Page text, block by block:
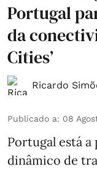
Portugal
da
Cities’
Ricardo
Publicado a: 08
Portugal está
dinâmico de